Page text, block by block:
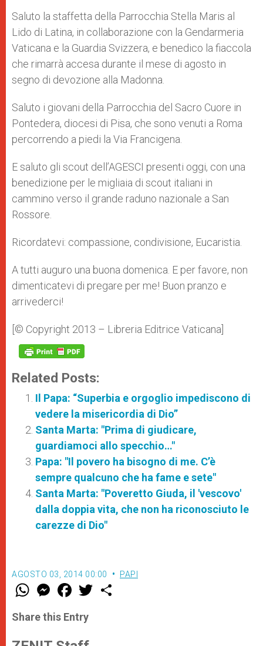
Saluto la staffetta della Parrocchia Stella Maris al
Lido di Latina, in collaborazione con la Gendarmeria
Vaticana e la Guardia Svizzera, e benedico la fiaccola
che rimarrà accesa durante il mese di agosto in
segno di devozione alla Madonna.
Saluto i giovani della Parrocchia del Sacro Cuore in
Pontedera, diocesi di Pisa, che sono venuti a Roma
percorrendo a piedi la Via Francigena.
E saluto gli scout dell’AGESCI presenti oggi, con una
benedizione per le migliaia di scout italiani in
cammino verso il grande raduno nazionale a San
Rossore.
Ricordatevi: compassione, condivisione, Eucaristia.
A tutti auguro una buona domenica. E per favore, non
dimenticatevi di pregare per me! Buon pranzo e
arrivederci!
[© Copyright 2013 – Libreria Editrice Vaticana]
Related Posts:
Il Papa: “Superbia e orgoglio impediscono di
vedere la misericordia di Dio”
Santa Marta: "Prima di giudicare,
guardiamoci allo specchio…"
Papa: "Il povero ha bisogno di me. C’è
sempre qualcuno che ha fame e sete"
Santa Marta: "Poveretto Giuda, il 'vescovo'
dalla doppia vita, che non ha riconosciuto le
carezze di Dio"
AGOSTO 03, 2014 00:00 PAPI
W
t
s
p
M
e
s
e
g
F
a
e
b
o
w
Share this Entry